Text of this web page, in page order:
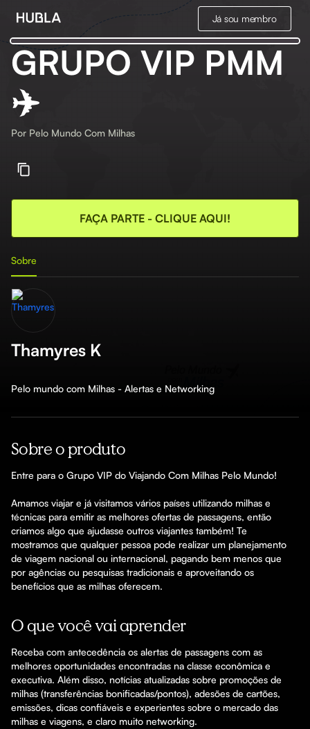
Já sou membro
GRUPO VIP PMM
✈️
Por Pelo Mundo Com Milhas
FAÇA PARTE - CLIQUE AQUI!
Sobre
Thamyres K
Pelo mundo com Milhas - Alertas e Networking
Sobre o produto
Entre para o Grupo VIP do Viajando Com Milhas Pelo Mundo!
Amamos viajar e já visitamos vários países utilizando milhas e
técnicas para emitir as melhores ofertas de passagens, então
criamos algo que ajudasse outros viajantes também! Te
mostramos que qualquer pessoa pode realizar um planejamento
de viagem nacional ou internacional, pagando bem menos que
por agências ou pesquisas tradicionais e aproveitando os
benefícios que as milhas oferecem.
O que você vai aprender
Receba com antecedência os alertas de passagens com as
melhores oportunidades encontradas na classe econômica e
executiva. Além disso, notícias atualizadas sobre promoções de
milhas (transferências bonificadas/pontos), adesões de cartões,
emissões, dicas confiáveis e experientes sobre o mercado das